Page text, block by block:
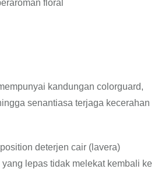
floral
kandungan colorguard,
senantiasa terjaga kecerahan
deterjen cair (lavera)
lepas tidak melekat kembali ke